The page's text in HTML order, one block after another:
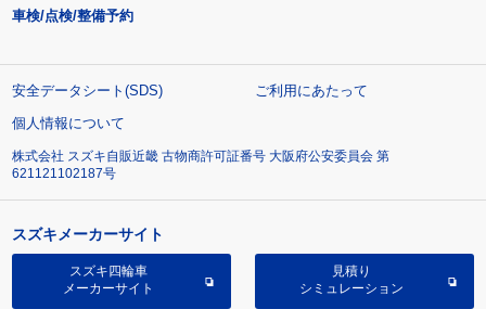
車検/点検/整備予約
安全データシート(SDS)
ご利用にあたって
個人情報について
株式会社 スズキ自販近畿 古物商許可証番号 大阪府公安委員会 第
621121102187号
スズキメーカーサイト
スズキ四輪車
メーカーサイト
見積り
シミュレーション